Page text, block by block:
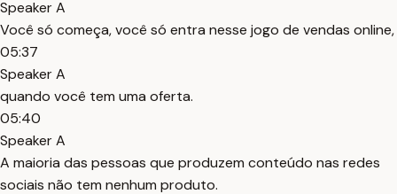
Speaker A
Você só começa, você só entra nesse jogo de vendas online,
05:37
Speaker A
quando você tem uma oferta.
05:40
Speaker A
A maioria das pessoas que produzem conteúdo nas redes
sociais não tem nenhum produto.